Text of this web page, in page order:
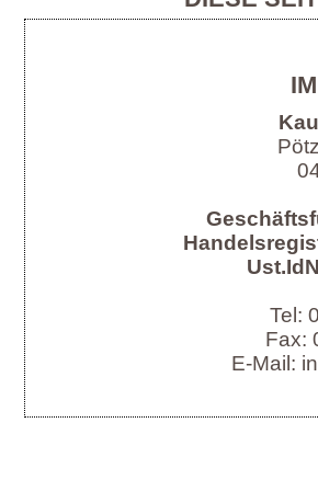
Tel:
Fax:
E-Mail: